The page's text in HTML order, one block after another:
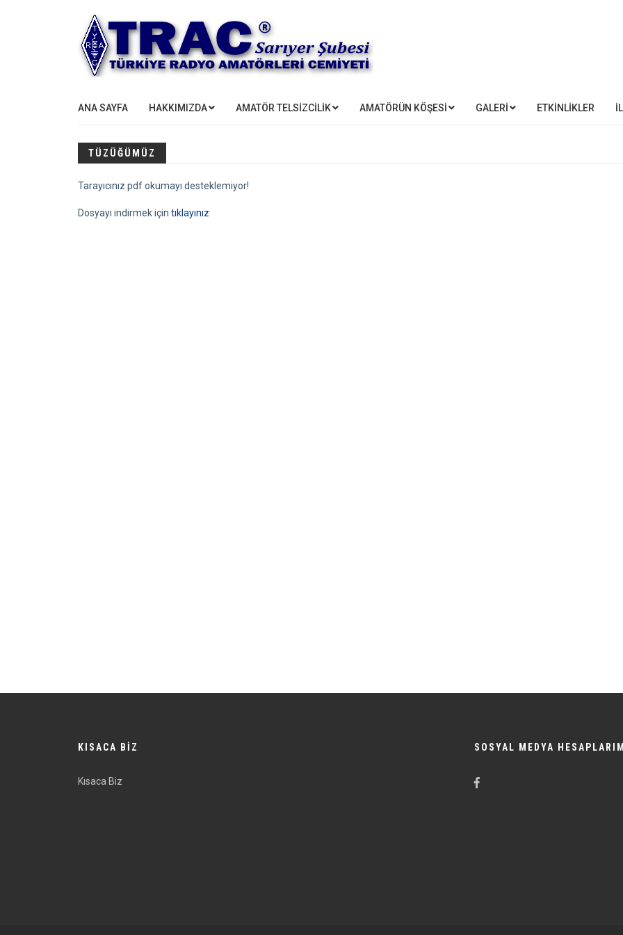
ANA SAYFA HAKKIMIZDA AMATÖR TELSİZCİLİK AMATÖRÜN KÖŞESİ GALERİ ETKİNLİKLER
TÜZÜĞÜMÜZ
Tarayıcınız pdf okumayı desteklemiyor!
Dosyayı indirmek için tıklayınız
KISACA BİZ
Kısaca Biz
SOSYAL MEDYA